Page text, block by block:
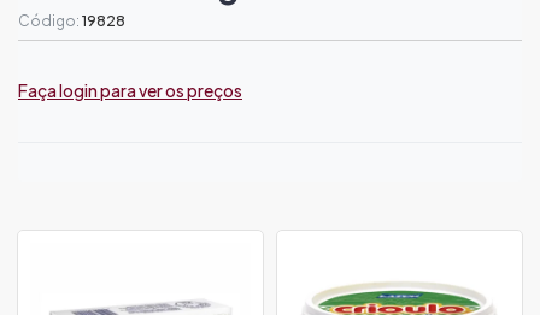
Código: 19828
Faça login para ver os preços